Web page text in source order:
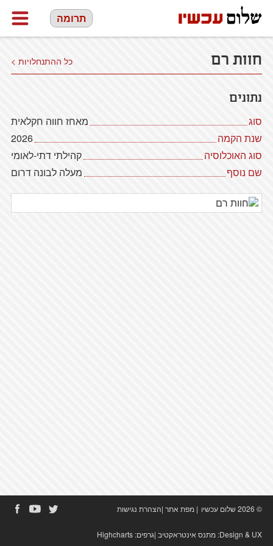
תרומה
חוות רם כל ההתנחלויות >
נתונים
סוג
מאחז חווה חקלאית
שנת הקמה
2026
סוג האוכלוסיה
קהילתי דתי-לאומי
שם נוסף
מעלה לבונה דרום
© 2026 שלום עכשיו | מפת אתר|הצהרת נגישות
Design & UX: מתנס אינטראקטיב|גרפים: Highcharts